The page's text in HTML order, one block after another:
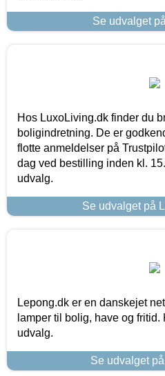
Se udvalget
Hos LuxoLiving.dk finder du
boligindretning. De er
flotte anmeldelser på
dag ved bestilling inden kl.
udvalg.
Se udvalget på
Lepong.dk er en danskejet
lamper til bolig, have og
udvalg.
Se udvalget